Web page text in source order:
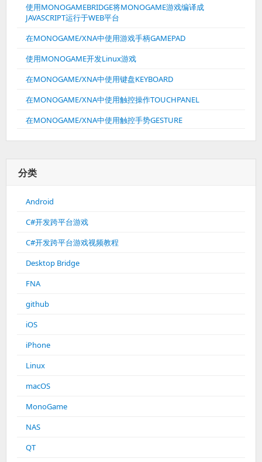
使用MONOGAMEBRIDGE将MONOGAME游戏编译成
JAVASCRIPT运行于WEB平台
在MONOGAME/XNA中使用游戏手柄GAMEPAD
使用MONOGAME开发Linux游戏
在MONOGAME/XNA中使用键盘KEYBOARD
在MONOGAME/XNA中使用触控操作TOUCHPANEL
在MONOGAME/XNA中使用触控手势GESTURE
分类
Android
C#开发跨平台游戏
C#开发跨平台游戏视频教程
Desktop Bridge
FNA
github
iOS
iPhone
Linux
macOS
MonoGame
NAS
QT